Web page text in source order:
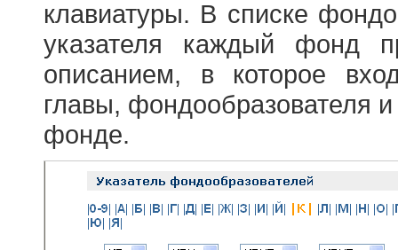
клавиатуры. В списке
указателя каждый фонд
описанием, в которое
главы, фондообразователя
фонде.